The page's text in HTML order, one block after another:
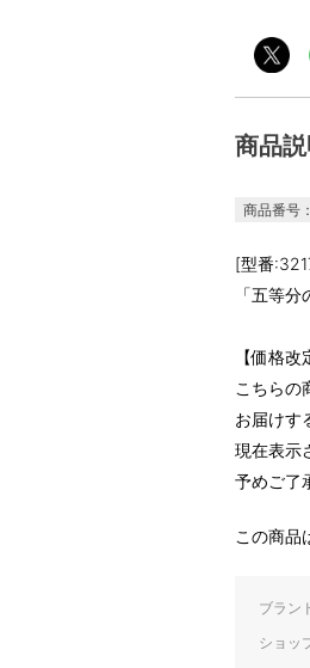
商品説
商品番号
[型番
「五等
【価格改
こちらの
お届けす
現在表示
予めご了
この商品
ブラン
ショッ